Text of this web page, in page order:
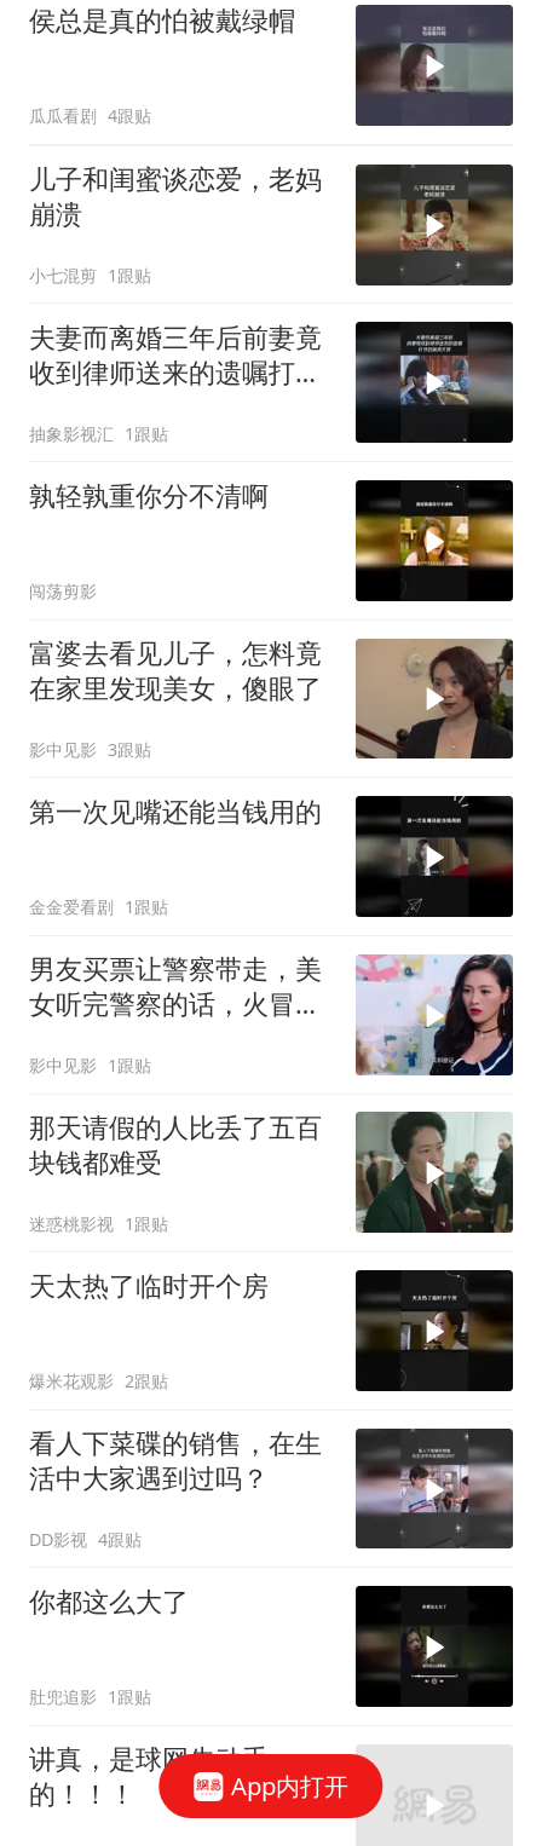
侯总是真的怕被戴绿帽
瓜瓜看剧 4跟贴
儿子和闺蜜谈恋爱，老妈
崩溃
小七混剪 1跟贴
夫妻而离婚三年后前妻竟
收到律师送来的遗嘱打开
抽象影视汇 1跟贴
孰轻孰重你分不清啊
闯荡剪影
富婆去看见儿子，怎料竟
在家里发现美女，傻眼了
影中见影 3跟贴
第一次见嘴还能当钱用的
金金爱看剧 1跟贴
男友买票让警察带走，美
女听完警察的话，火冒三
影中见影 1跟贴
那天请假的人比丢了五百
块钱都难受
迷惑桃影视 1跟贴
天太热了临时开个房
爆米花观影 2跟贴
看人下菜碟的销售，在生
活中大家遇到过吗？
DD影视 4跟贴
你都这么大了
肚兜追影 1跟贴
讲真，是球网先动手
的！！！
App内打开